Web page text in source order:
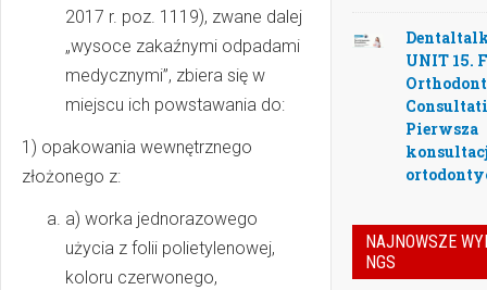
2017 r. poz. 1119), zwane dalej
„wysoce zakaźnymi odpadami
medycznymi”, zbiera się w
miejscu ich powstawania do:
1) opakowania wewnętrznego
złożonego z:
a) worka jednorazowego
użycia z folii polietylenowej,
koloru czerwonego,
UNIT 15.
Pierwsza
NAJNOWSZE
NGS